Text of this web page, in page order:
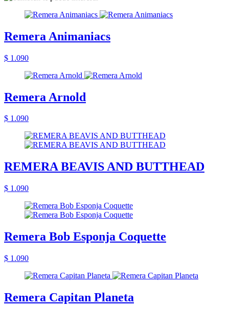
Remera Animaniacs
$ 1.090
Remera Arnold
$ 1.090
REMERA BEAVIS AND BUTTHEAD
$ 1.090
Remera Bob Esponja Coquette
$ 1.090
Remera Capitan Planeta